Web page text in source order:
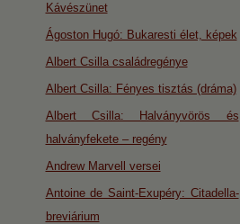
Kávészünet
Ágoston Hugó: Bukaresti élet, képek
Albert Csilla családregénye
Albert Csilla: Fényes tisztás (dráma)
Albert Csilla: Halványvörös és
halványfekete – regény
Andrew Marvell versei
Antoine de Saint-Exupéry: Citadella-
breviárium